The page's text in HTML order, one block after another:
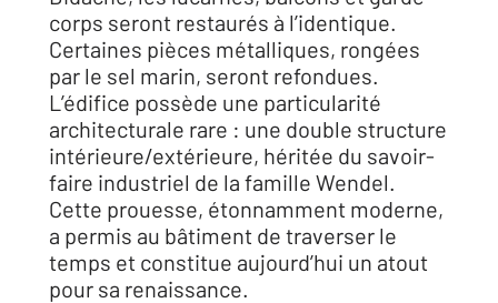
corps seront restaurés à l’identique.
Certaines pièces métalliques, rongées
par le sel marin, seront refondues.
L’édifice possède une particularité
architecturale rare : une double structure
intérieure/extérieure, héritée du savoir-
faire industriel de la famille Wendel.
Cette prouesse, étonnamment moderne,
a permis au bâtiment de traverser le
temps et constitue aujourd’hui un atout
pour sa renaissance.